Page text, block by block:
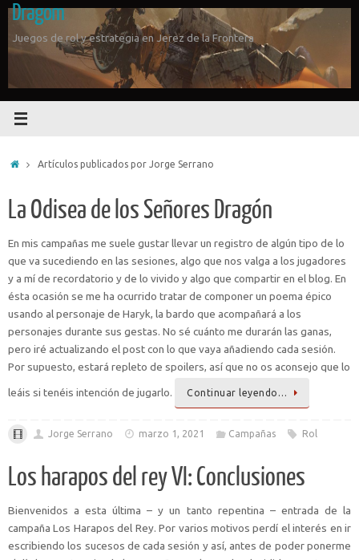
Saltar
contenido
Dragom
Juegos de rol y estrategia en Jerez de la Frontera
InicioArtículos publicados por Jorge Serrano
La Odisea de los Señores Dragón
En mis campañas me suele gustar llevar un registro de algún tipo de lo
que va sucediendo en las sesiones, algo que nos valga a los jugadores
y a mí de recordatorio y de lo vivido y algo que compartir en el blog. En
ésta ocasión se me ha ocurrido tratar de componer un poema épico
usando al personaje de Haryk, la bardo que acompañará a los
personajes durante sus gestas. No sé cuánto me durarán las ganas,
pero iré actualizando el post con lo que vaya añadiendo cada sesión.
Por supuesto, estará repleto de spoilers, así que no os aconsejo que lo
leáis si tenéis intención de jugarlo.
Continuar leyendo…
Jorge Serrano marzo 1, 2021 Campañas Rol
Los harapos del rey VI: Conclusiones
Bienvenidos a esta última – y un tanto repentina – entrada de la
campaña Los Harapos del Rey. Por varios motivos perdí el interés en ir
escribiendo los sucesos de cada sesión y así, antes de poder ponerme